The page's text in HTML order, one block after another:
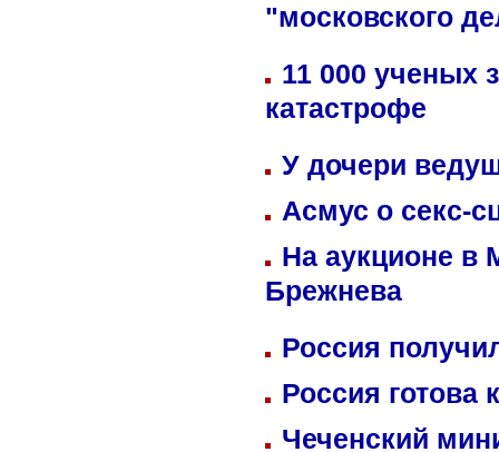
"московского
11 000 ученых
катастрофе
У дочери
Асмус о секс-
На аукционе в
Брежнева
Россия
Россия готова
Чеченский